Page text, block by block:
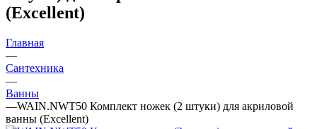
(Excellent)
Главная
—
Сантехника
—
Ванны
—WAIN.NWT50 Комплект ножек (2 штуки) для акриловой
ванны (Excellent)